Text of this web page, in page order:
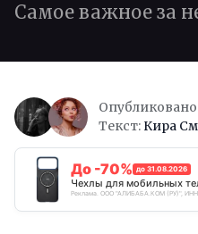
Самое важное за
Текст: Кира
До -70% до 31.08.2026
Чехлы для мобильных
Реклама. ООО "АЛИБАБА.КОМ (РУ)", ИНН